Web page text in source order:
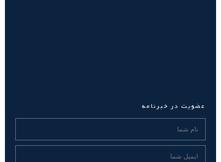
عضویت در خبرنامه